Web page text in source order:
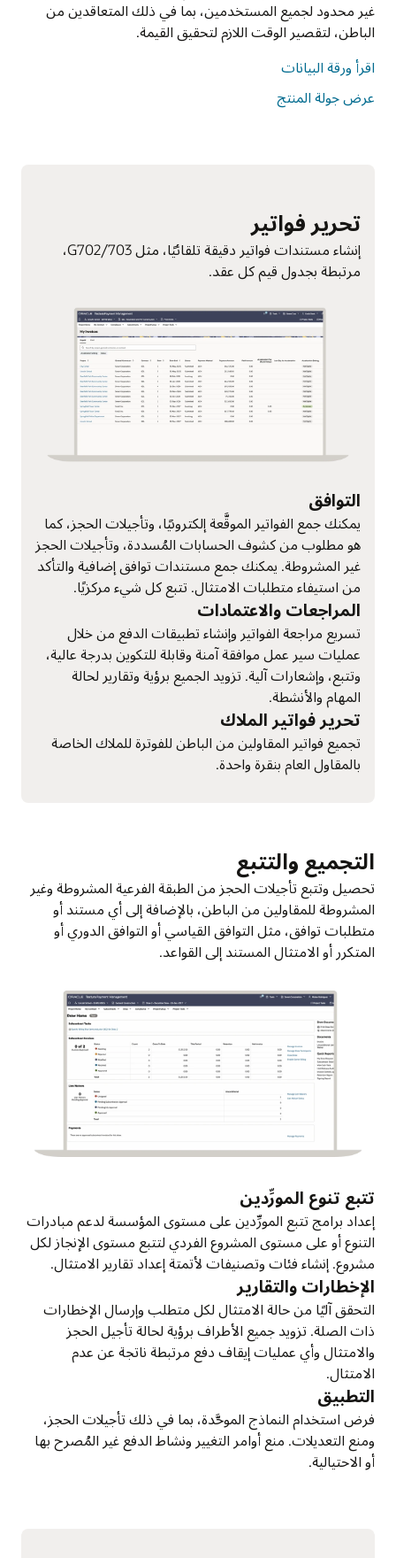
غير محدود لجميع المستخدمين، بما في ذلك المتعاقدين من
الباطن، لتقصير الوقت اللازم لتحقيق القيمة.
اقرأ ورقة البيانات
عرض جولة المنتج
تحرير فواتير
إنشاء مستندات فواتير دقيقة تلقائيًا، مثل G702/703،
مرتبطة بجدول قيم كل عقد.
التوافق
يمكنك جمع الفواتير الموقَّعة إلكترونيًا، وتأجيلات الحجز، كما
هو مطلوب من كشوف الحسابات المُسددة، وتأجيلات الحجز
غير المشروطة. يمكنك جمع مستندات توافق إضافية والتأكد
من استيفاء متطلبات الامتثال. تتبع كل شيء مركزيًا.
المراجعات والاعتمادات
تسريع مراجعة الفواتير وإنشاء تطبيقات الدفع من خلال
عمليات سير عمل موافقة آمنة وقابلة للتكوين بدرجة عالية،
وتتبع، وإشعارات آلية. تزويد الجميع برؤية وتقارير لحالة
المهام والأنشطة.
تحرير فواتير الملاك
تجميع فواتير المقاولين من الباطن للفوترة للملاك الخاصة
بالمقاول العام بنقرة واحدة.
التجميع والتتبع
تحصيل وتتبع تأجيلات الحجز من الطبقة الفرعية المشروطة وغير
المشروطة للمقاولين من الباطن، بالإضافة إلى أي مستند أو
متطلبات توافق، مثل التوافق القياسي أو التوافق الدوري أو
المتكرر أو الامتثال المستند إلى القواعد.
تتبع تنوع المورِّدين
إعداد برامج تتبع المورِّدين على مستوى المؤسسة لدعم مبادرات
التنوع أو على مستوى المشروع الفردي لتتبع مستوى الإنجاز لكل
مشروع. إنشاء فئات وتصنيفات لأتمتة إعداد تقارير الامتثال.
الإخطارات والتقارير
التحقق آليًا من حالة الامتثال لكل متطلب وإرسال الإخطارات
ذات الصلة. تزويد جميع الأطراف برؤية لحالة تأجيل الحجز
والامتثال وأي عمليات إيقاف دفع مرتبطة ناتجة عن عدم
الامتثال.
التطبيق
فرض استخدام النماذج الموحَّدة، بما في ذلك تأجيلات الحجز،
ومنع التعديلات. منع أوامر التغيير ونشاط الدفع غير المُصرح بها
أو الاحتيالية.